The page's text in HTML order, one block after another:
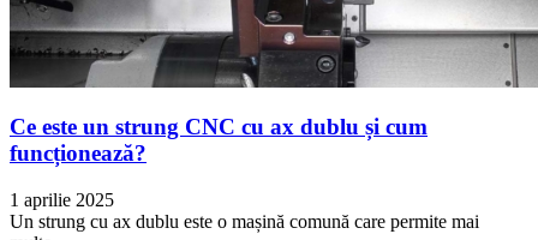
Ce este un strung CNC cu ax dublu și cum
funcționează?
1 aprilie 2025
Un strung cu ax dublu este o mașină comună care permite mai